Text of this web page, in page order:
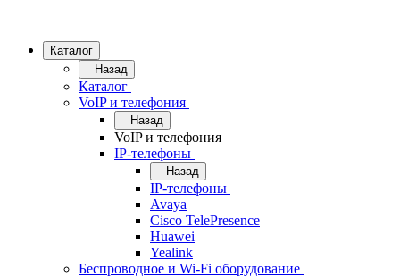
Каталог
Назад
Каталог
VoIP и телефония
Назад
VoIP и телефония
IP-телефоны
Назад
IP-телефоны
Avaya
Cisco TelePresence
Huawei
Yealink
Беспроводное и Wi-Fi оборудование